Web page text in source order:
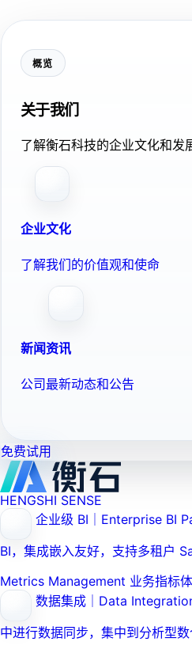
概览
关于我们
了解衡石科技的企业文化和发
企业文化
了解我们的价值观和使命
新闻资讯
公司最新动态和公告
免费试用
HENGSHI SENSE
企业级 BI｜Enterprise BI
BI，集成嵌入友好，支持多租户
Metrics Management 业务指标
数据集成｜Data
中进行数据同步，集中到分析型